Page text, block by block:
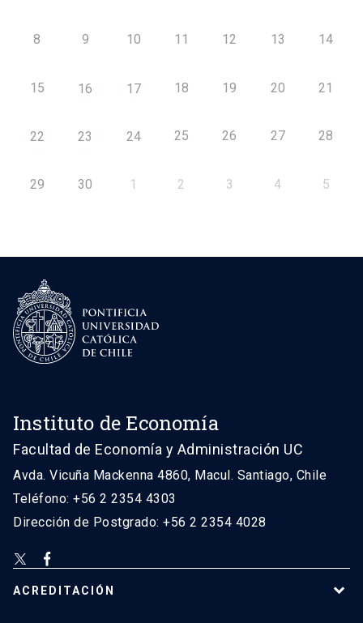
8 9 10 11 12 13 14
15 16 17 18 19 20 21
22 23 24 25 26 27 28
29 30 1 2 3 4 5
Instituto de Economía
Facultad de Economía y Administración UC
Avda. Vicuña Mackenna 4860, Macul. Santiago, Chile
Teléfono: +56 2 2354 4303
Dirección de Postgrado: +56 2 2354 4028
ACREDITACIÓN